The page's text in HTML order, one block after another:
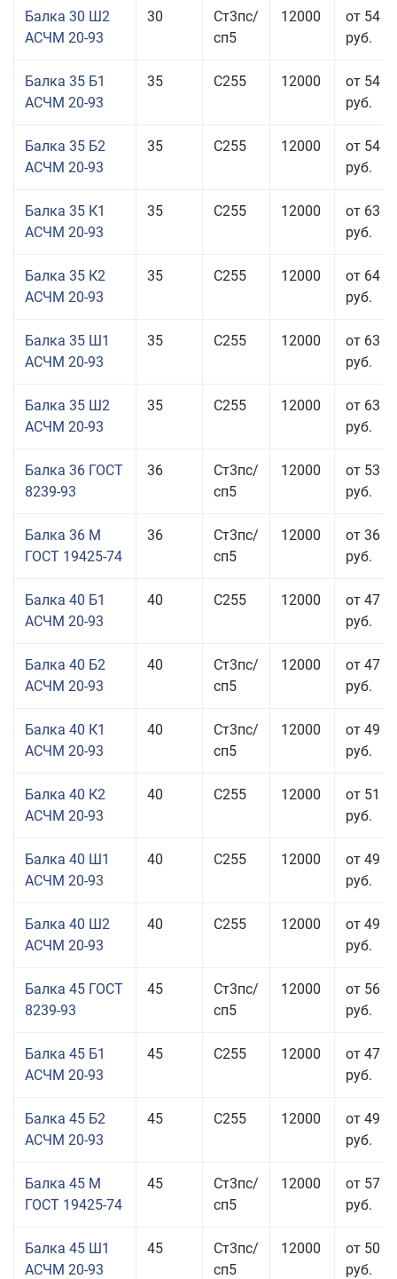
Балка 30 Ш2
АСЧМ 20-93
30
Ст3пс/
сп5
12000
от 54
руб.
Балка 35 Б1
АСЧМ 20-93
35 С255 12000
от 54
руб.
Балка 35 Б2
АСЧМ 20-93
35 С255 12000
от 54
руб.
Балка 35 К1
АСЧМ 20-93
35 С255 12000
от 63
руб.
Балка 35 К2
АСЧМ 20-93
35 С255 12000
от 64
руб.
Балка 35 Ш1
АСЧМ 20-93
35 С255 12000
от 63
руб.
Балка 35 Ш2
АСЧМ 20-93
35 С255 12000
от 63
руб.
Балка 36 ГОСТ
8239-93
36
Ст3пс/
сп5
12000
от 53
руб.
Балка 36 М
ГОСТ 19425-74
36
Ст3пс/
сп5
12000
от 36
руб.
Балка 40 Б1
АСЧМ 20-93
40 С255 12000
от 47
руб.
Балка 40 Б2
АСЧМ 20-93
40
Ст3пс/
сп5
12000
от 47
руб.
Балка 40 К1
АСЧМ 20-93
40
Ст3пс/
сп5
12000
от 49
руб.
Балка 40 К2
АСЧМ 20-93
40 С255 12000
от 51
руб.
Балка 40 Ш1
АСЧМ 20-93
40 С255 12000
от 49
руб.
Балка 40 Ш2
АСЧМ 20-93
40 С255 12000
от 49
руб.
Балка 45 ГОСТ
8239-93
45
Ст3пс/
сп5
12000
от 56
руб.
Балка 45 Б1
АСЧМ 20-93
45 С255 12000
от 47
руб.
Балка 45 Б2
АСЧМ 20-93
45 С255 12000
от 49
руб.
Балка 45 М
ГОСТ 19425-74
45
Ст3пс/
сп5
12000
от 57
руб.
Балка 45 Ш1
АСЧМ 20-93
45
Ст3пс/
сп5
12000
от 50
руб.